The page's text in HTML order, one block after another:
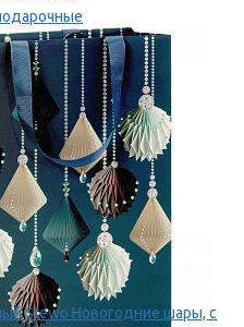
Stewo Новогодние шары, с